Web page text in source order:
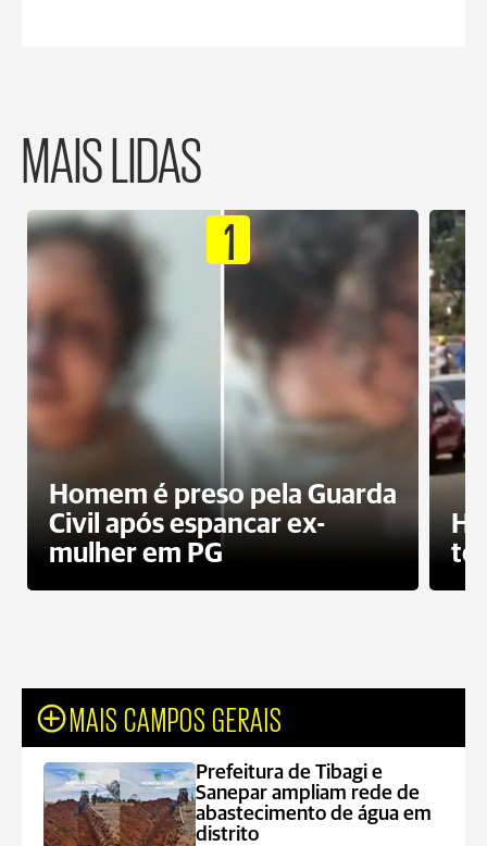
MAIS LIDAS
1
Homem é preso pela Guarda
Civil após espancar ex-
mulher em PG
MAIS CAMPOS GERAIS
Prefeitura de Tibagi e
Sanepar ampliam rede de
abastecimento de água em
distrito